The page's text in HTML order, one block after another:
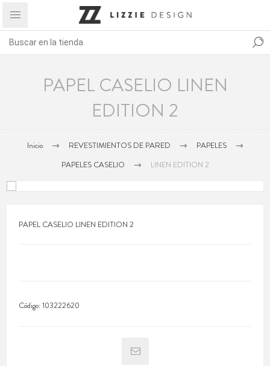
PAPEL CASELIO LINEN
EDITION 2
Inicio REVESTIMIENTOS DE PARED
PAPELES
PAPELES CASELIO
LINEN EDITION 2
PAPEL CASELIO LINEN EDITION 2
Código:103222620